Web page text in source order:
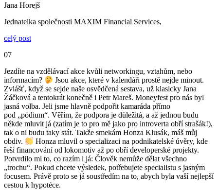
Jana Horejš
Jednatelka společnosti MAXIM Financial Services,
celý post
07
Jezdíte na vzdělávací akce kvůli networkingu, vztahům, nebo
informacím?
Jsou akce, které v kalendáři prostě nejde minout.
Zvlášť, když se sejde naše osvědčená sestava, už klasicky Jana
Žáčková a tentokrát konečně i Petr Mareš. Moneyfest pro nás byl
jasná volba. Jeli jsme hlavně podpořit kamaráda přímo
pod „pódium“. Věřím, že podpora je důležitá, a až jednou budu
někde mluvit já (zatím je to pro mě jako pro introverta obří strašák!),
tak o ni budu taky stát. Takže smekám Honza Klusák, máš můj
obdiv.
Honza mluvil o specializaci na podnikatelské úvěry, kde
řeší financování od lokomotiv až po obří developerské projekty.
Potvrdilo mi to, co razím i já: Člověk nemůže dělat všechno
„trochu“. Pokud chcete výsledek, potřebujete specialistu s jasným
focusem. Právě proto se já soustředím na to, abych byla vaší nejlepší
cestou k hypotéce.